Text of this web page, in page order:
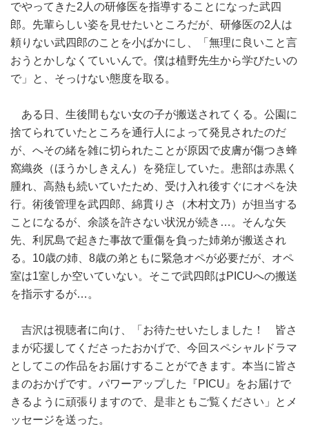
でやってきた2人の研修医を指導することになった武四
郎。先輩らしい姿を見せたいところだが、研修医の2人は
頼りない武四郎のことを小ばかにし、「無理に良いこと言
おうとかしなくていいんで。僕は植野先生から学びたいの
で」と、そっけない態度を取る。
ある日、生後間もない女の子が搬送されてくる。公園に
捨てられていたところを通行人によって発見されたのだ
が、へその緒を雑に切られたことが原因で皮膚が傷つき蜂
窩織炎（ほうかしきえん）を発症していた。患部は赤黒く
腫れ、高熱も続いていたため、受け入れ後すぐにオペを決
行。術後管理を武四郎、綿貫りさ（木村文乃）が担当する
ことになるが、余談を許さない状況が続き…。そんな矢
先、利尻島で起きた事故で重傷を負った姉弟が搬送され
る。10歳の姉、8歳の弟ともに緊急オペが必要だが、オペ
室は1室しか空いていない。そこで武四郎はPICUへの搬送
を指示するが…。
吉沢は視聴者に向け、「お待たせいたしました！ 皆さ
まが応援してくださったおかげで、今回スペシャルドラマ
としてこの作品をお届けすることができます。本当に皆さ
まのおかげです。パワーアップした『PICU』をお届けで
きるように頑張りますので、是非ともご覧ください」とメ
ッセージを送った。